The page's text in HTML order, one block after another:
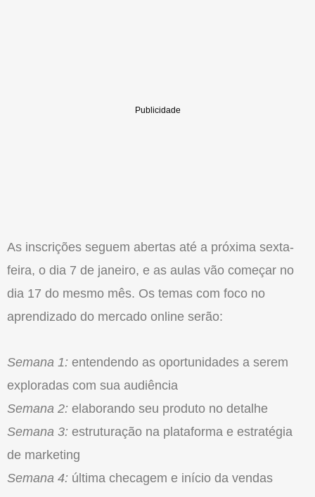
As inscrições seguem abertas até a próxima sexta-
feira, o dia 7 de janeiro, e as aulas vão começar no
dia 17 do mesmo mês. Os temas com foco no
aprendizado do mercado online serão:
Semana 1: entendendo as oportunidades a serem
exploradas com sua audiência
Semana 2: elaborando seu produto no detalhe
Semana 3: estruturação na plataforma e estratégia
de marketing
Semana 4: última checagem e início da vendas